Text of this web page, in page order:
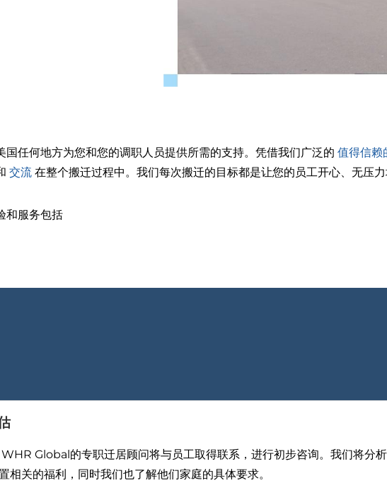
国任何地方为您和您的调职人员提供所需的支持。凭借我们广泛的值得信赖
交流 在整个搬迁过程中。我们每次搬迁的目标都是让您的员工开心、无压
和服务包括
Global的专职迁居顾问将与员工取得联系，进行初步咨询。我们将分
相关的福利，同时我们也了解他们家庭的具体要求。